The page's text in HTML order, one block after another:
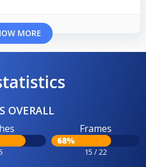
MORE
OVERALL
Frames
68%
15 / 22